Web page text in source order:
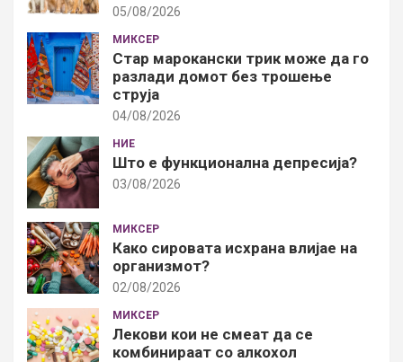
05/08/2026
МИКСЕР
Стар марокански трик може да го
разлади домот без трошење
струја
04/08/2026
НИЕ
Што е функционална депресија?
03/08/2026
МИКСЕР
Како сировата исхрана влијае на
организмот?
02/08/2026
МИКСЕР
Лекови кои не смеат да се
комбинираат со алкохол